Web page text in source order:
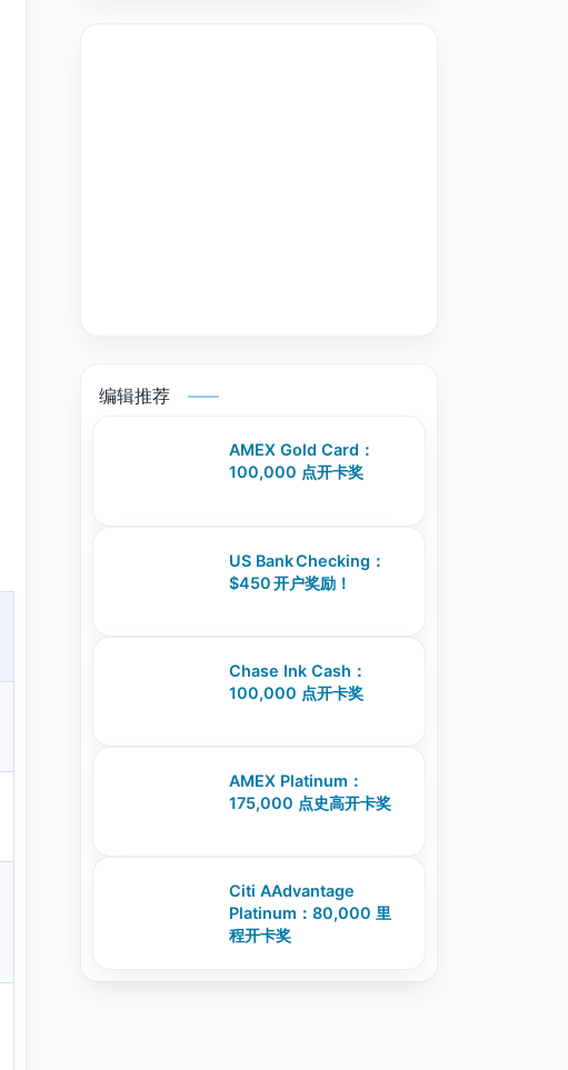
编辑推荐
AMEX Gold Card：
100,000 点开卡奖
US Bank Checking：
$450 开户奖励！
Chase Ink Cash：
100,000 点开卡奖
AMEX Platinum：
175,000 点史高开卡奖
Citi AAdvantage
Platinum：80,000 里
程开卡奖